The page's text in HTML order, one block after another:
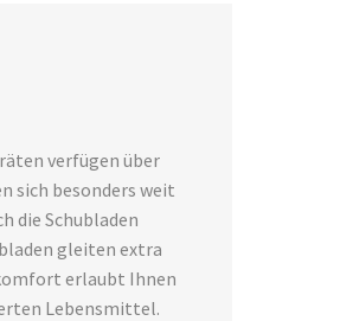
verfügen über
sich besonders weit
die Schubladen
gleiten extra
erlaubt Ihnen
Lebensmittel.